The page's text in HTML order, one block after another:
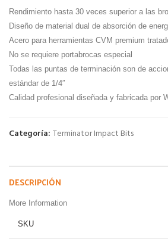
Rendimiento hasta 30 veces superior a las
Diseño de material dual de absorción de
Acero para herramientas CVM premium
No se requiere portabrocas especial
Todas las puntas de terminación son de
estándar de 1/4″
Calidad profesional diseñada y fabricada por
Categoría: Terminator Impact Bits
DESCRIPCIÓN
More Information
SKU